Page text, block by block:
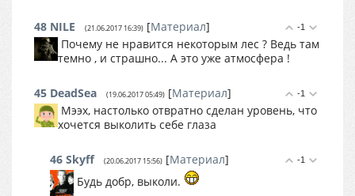
-1
48 NILE (21.06.2017 16:39) [Материал]
Почему не нравится некоторым лес ? Ведь там
темно , и страшно... А это уже атмосфера !
-1
45 DeadSea (19.06.2017 05:49) [Материал]
Мээх, настолько отвратно сделан уровень, что
хочется выколить себе глаза
-1
46 Skyff (20.06.2017 15:56) [Материал]
Будь добр, выколи.